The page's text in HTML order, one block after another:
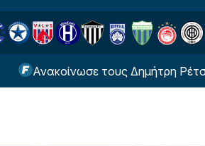
Ανακοίνωσε τους Δημήτρη Ρέτσο και